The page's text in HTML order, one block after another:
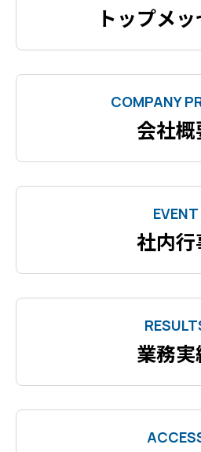
トップメ
COMPANY
会社概
EVENT
社内行
業務実